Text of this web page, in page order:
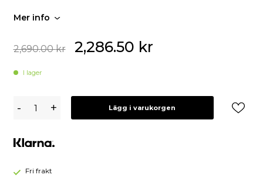
Mer info
2,690.00kr 2,286.50 kr
I lager
Watertown
- + Lägg i varukorgen
Fri frakt